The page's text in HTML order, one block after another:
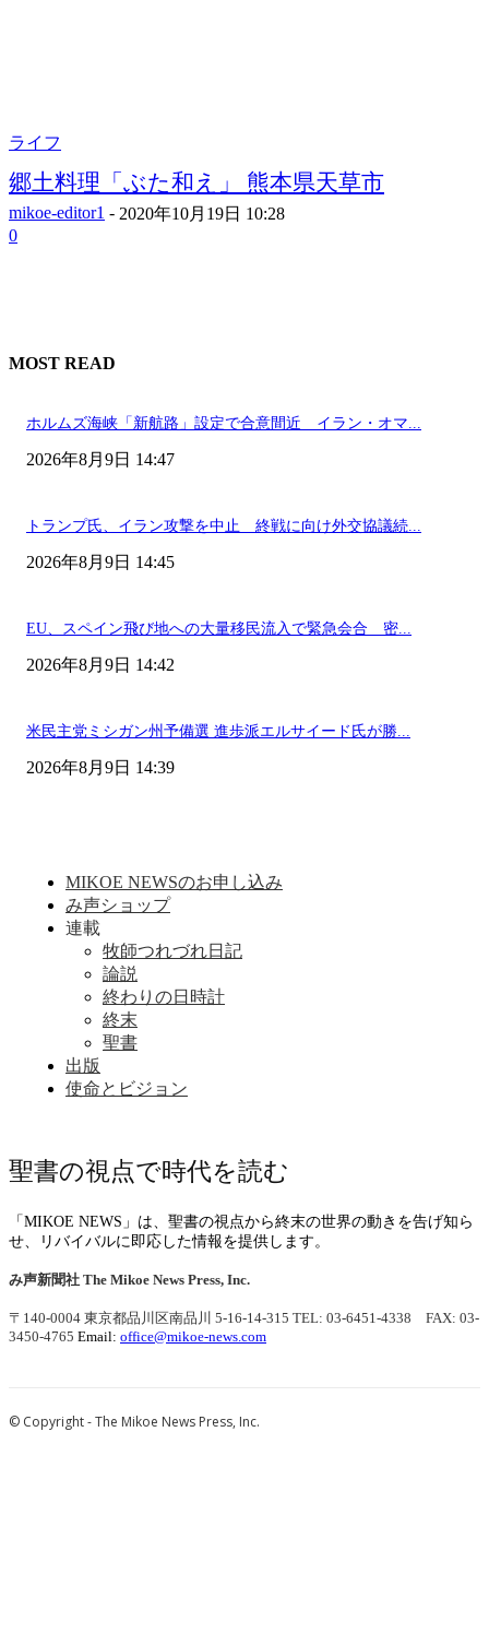
ライフ
郷土料理「ぶた和え」 熊本県天草市
mikoe-editor1 - 2020年10月19日 10:28
0
MOST READ
ホルムズ海峡「新航路」設定で合意間近 イラン・オマ...
2026年8月9日 14:47
トランプ氏、イラン攻撃を中止 終戦に向け外交協議続...
2026年8月9日 14:45
EU、スペイン飛び地への大量移民流入で緊急会合 密...
2026年8月9日 14:42
米民主党ミシガン州予備選 進歩派エルサイード氏が勝...
2026年8月9日 14:39
MIKOE NEWSのお申し込み
み声ショップ
連載
牧師つれづれ日記
論説
終わりの日時計
終末
聖書
出版
使命とビジョン
聖書の視点で時代を読む
「MIKOE NEWS」は、聖書の視点から終末の世界の動きを告げ知ら
せ、リバイバルに即応した情報を提供します。
み声新聞社 The Mikoe News Press, Inc.
〒140-0004 東京都品川区南品川 5-16-14-315 TEL: 03-6451-4338 FAX: 03-
3450-4765 Email: office@mikoe-news.com
© Copyright - The Mikoe News Press, Inc.